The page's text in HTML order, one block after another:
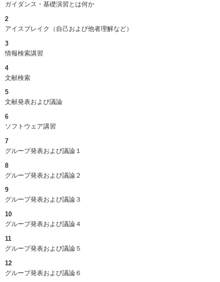
ガイダンス・基礎演習とは何か
2
アイスブレイク（自己および他者理解など）
3
情報検索講習
4
文献検索
5
文献発表および議論
6
ソフトウェア講習
7
グループ発表および議論１
8
グループ発表および議論２
9
グループ発表および議論３
10
グループ発表および議論４
11
グループ発表および議論５
12
グループ発表および議論６